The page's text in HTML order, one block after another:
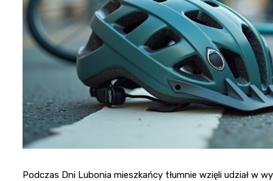
Podczas Dni Lubonia mieszkańcy tłumnie wzięli udział w